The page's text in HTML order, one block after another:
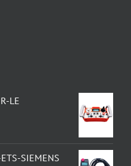
LE
SIEMENS